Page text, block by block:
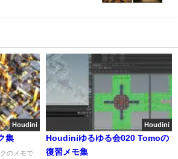
Houdini
集
のメモで
Houdini
Houdiniゆるゆる会020 Tomoの
復習メモ集